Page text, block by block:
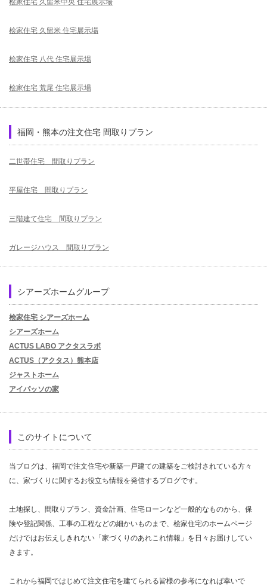
桧家住宅 久留米中央 住宅展示場
桧家住宅 久留米 住宅展示場
桧家住宅 八代 住宅展示場
桧家住宅 荒尾 住宅展示場
福岡・熊本の注文住宅 間取りプラン
二世帯住宅 間取りプラン
平屋住宅 間取りプラン
三階建て住宅 間取りプラン
ガレージハウス 間取りプラン
シアーズホームグループ
桧家住宅 シアーズホーム
シアーズホーム
ACTUS LABO アクタスラボ
ACTUS（アクタス）熊本店
ジャストホーム
アイパッソの家
このサイトについて
当ブログは、福岡で注文住宅や新築一戸建ての建築をご検討されている方々
に、家づくりに関するお役立ち情報を発信するブログです。
土地探し、間取りプラン、資金計画、住宅ローンなど一般的なものから、保
険や登記関係、工事の工程などの細かいものまで、桧家住宅のホームページ
だけではお伝えしきれない「家づくりのあれこれ情報」を日々お届けしてい
きます。
これから福岡ではじめて注文住宅を建てられる皆様の参考になれば幸いで